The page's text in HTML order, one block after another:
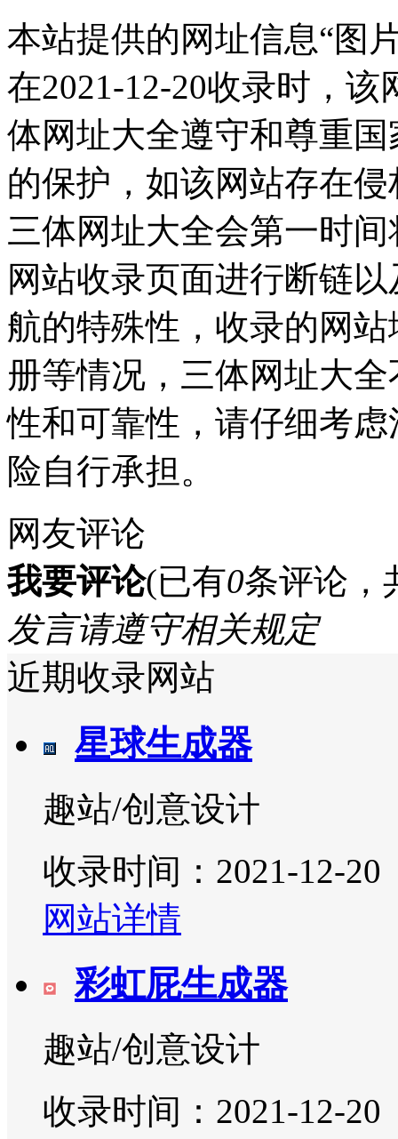
本站提供的网址信息“图
在2021-12-20收录时，
体网址大全遵守和尊重
的保护，如该网站存在
三体网址大全会第一时
网站收录页面进行断链
航的特殊性，收录的网
册等情况，三体网址大
性和可靠性，请仔细考
险自行承担。
网友评论
我要评论(已有0条评论，
发言请遵守相关规定
近期收录网站
星球生成器
趣站/创意设计
收录时间：2021-12-20
网站详情
彩虹屁生成器
趣站/创意设计
收录时间：2021-12-20